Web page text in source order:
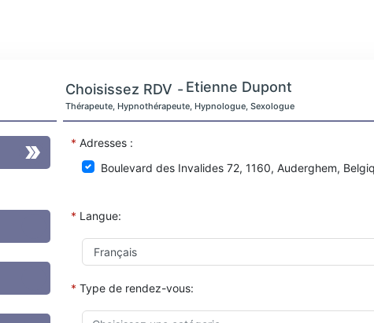
Choisissez RDV - Etienne Dupont
Thérapeute, Hypnothérapeute, Hypnologue, Sexologue
* Adresses :
Boulevard des Invalides 72, 1160, Auderghem,
* Langue:
* Type de rendez-vous: